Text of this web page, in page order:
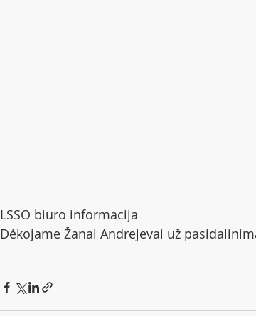
LSSO biuro informacija
Dėkojame Žanai Andrejevai už